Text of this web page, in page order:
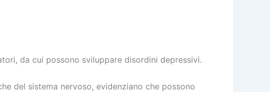
da cui possono sviluppare disordini depressivi.
del sistema nervoso, evidenziano che possono